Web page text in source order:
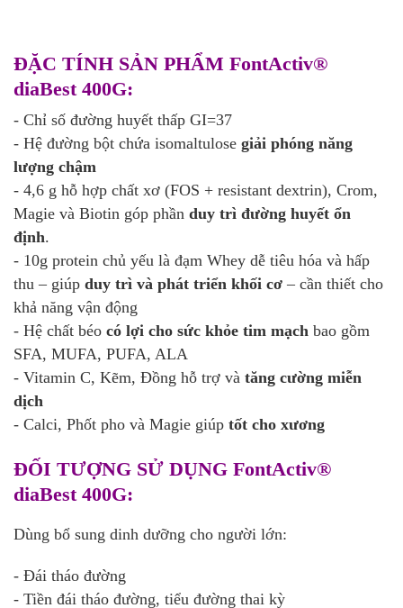
ĐẶC TÍNH SẢN PHẨM FontActiv®
diaBest 400G:
- Chỉ số đường huyết thấp GI=37
- Hệ đường bột chứa isomaltulose giải phóng năng
lượng chậm
- 4,6 g hỗ hợp chất xơ (FOS + resistant dextrin), Crom,
Magie và Biotin góp phần duy trì đường huyết ổn
định.
- 10g protein chủ yếu là đạm Whey dễ tiêu hóa và hấp
thu – giúp duy trì và phát triển khối cơ – cần thiết cho
khả năng vận động
- Hệ chất béo có lợi cho sức khỏe tim mạch bao gồm
SFA, MUFA, PUFA, ALA
- Vitamin C, Kẽm, Đồng hỗ trợ và tăng cường miễn
dịch
- Calci, Phốt pho và Magie giúp tốt cho xương
ĐỐI TƯỢNG SỬ DỤNG FontActiv®
diaBest 400G:
Dùng bổ sung dinh dưỡng cho người lớn:
- Đái tháo đường
- Tiền đái tháo đường, tiểu đường thai kỳ